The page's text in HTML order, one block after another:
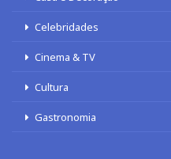
Celebridades
Cinema & TV
Cultura
Gastronomia